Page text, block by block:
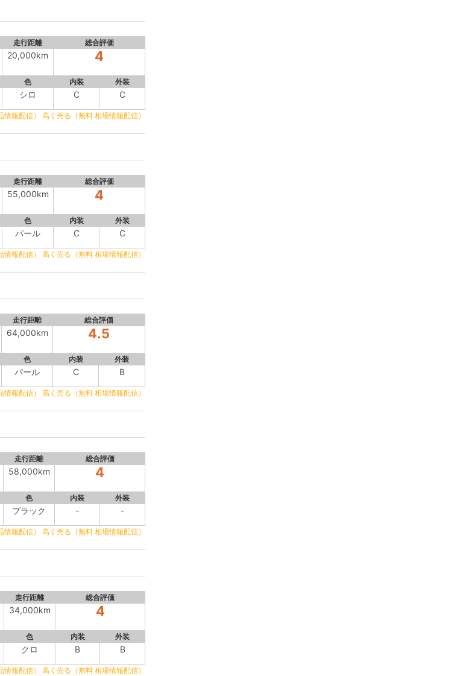
走行距離 総合評価
20,000km 4
色 内装 外装
シロ C C
報配信） 高く売る（無料 相場情報配信）
走行距離 総合評価
55,000km 4
色 内装 外装
パール C C
報配信） 高く売る（無料 相場情報配信）
走行距離 総合評価
64,000km 4.5
色 内装 外装
パール C B
報配信） 高く売る（無料 相場情報配信）
走行距離 総合評価
58,000km 4
色 内装 外装
ブラック - -
報配信） 高く売る（無料 相場情報配信）
走行距離 総合評価
34,000km 4
色 内装 外装
クロ B B
報配信） 高く売る（無料 相場情報配信）